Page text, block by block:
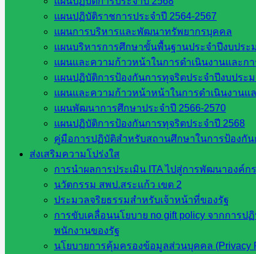
แผนปฏิบัติราชการประจำปี 2564-2567
แผนการบริหารและพัฒนาทรัพยากรบุคคล
แผนบริหารการศึกษาขั้นพื้นฐานประจำปีงบประ
แผนและความก้าวหน้าในการดำเนินงานและก
แผนปฏิบัติการป้องกันการทุจริตประจำปีงบประ
แผนและความก้าวหน้าหน้าในการดำเนินงานแ
แผนพัฒนาการศึกษาประจำปี 2566-2570
แผนปฏิบัติการป้องกันการทุจริตประจำปี 2568
คู่มือการปฏิบัติสำหรับสถานศึกษาในการป้องกั
ส่งเสริมความโปร่งใส
การนำผลการประเมิน ITA ไปสู่การพัฒนาองค์กร
นวัตกรรม สพป.สระแก้ว เขต 2
ประมวลจริยธรรมสำหรับเจ้าหน้าที่ของรัฐ
การขับเคลื่อนนโยบาย no gift policy จากการ
พนักงานของรัฐ
นโยบายการคุ้มครองข้อมูลส่วนบุคคล (Privacy
องค์การบริหารส่วนจังหวัดสระแก้ว
ศึกษาธิการจังหวัดสระแก้ว
สำนักงาน ส.ก.ส.ค. จังหวัดสระแก้ว
สพป. สระแก้วเขต 1
สพป.สระแก้ว เขต 2
โรงเรียนในสังกัด สพป.สระแก้ว เขต 1
โรงเรียนในสังกัด สพป.สระแก้ว เขต 2
วิทยาลัยเทคนิคสระแก้ว
วิทยาลัยเทคนิควังน้ำเย็น
กศน.สระแก้ว
เว็บไซต์กลุ่มงานในสำนักงาน
กลุ่มอำนวยการ
กลุ่มบริหารงานงานเงินและสินทรัพย์
กลุ่มนโยบายและแผน